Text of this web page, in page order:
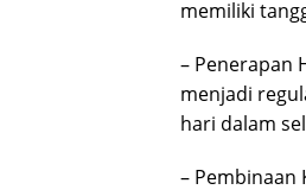
memiliki
– Penerapan
menjadi
hari dalam
– Pembinaan